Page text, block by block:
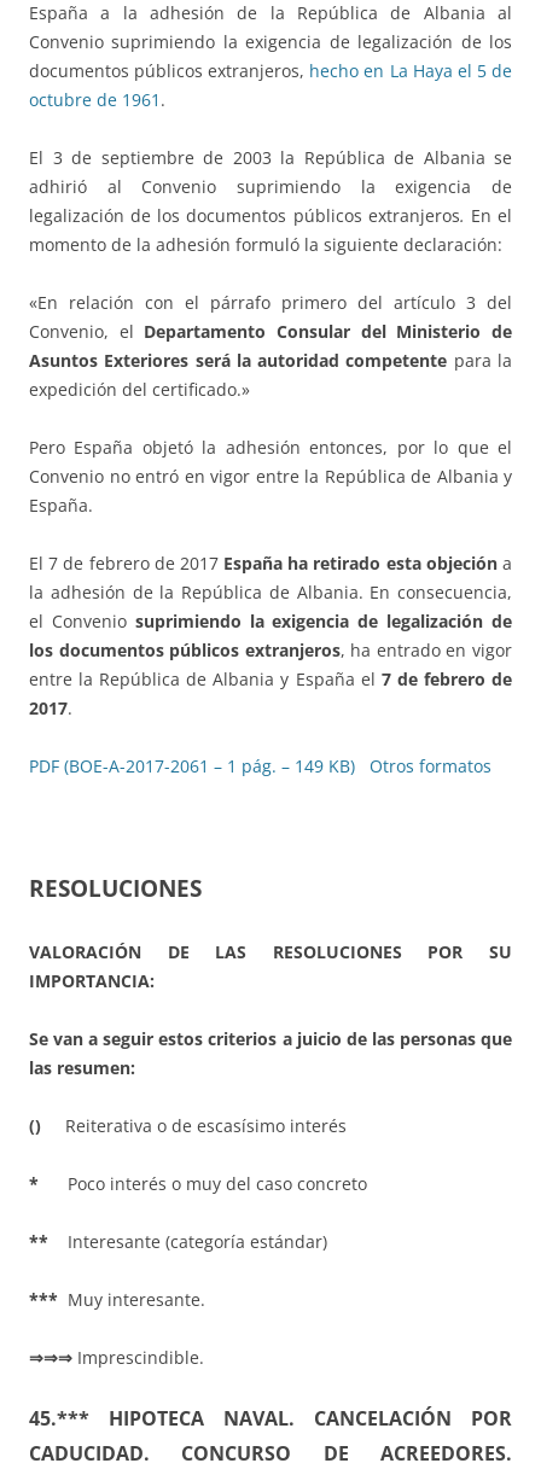
España a la adhesión de la República de Albania al
Convenio suprimiendo la exigencia de legalización de los
documentos públicos extranjeros, hecho en La Haya el 5 de
octubre de 1961 .
El 3 de septiembre de 2003 la República de Albania se
adhirió al Convenio suprimiendo la exigencia de
legalización de los documentos públicos extranjeros. En el
momento de la adhesión formuló la siguiente declaración:
«En relación con el párrafo primero del artículo 3 del
Convenio, el Departamento Consular del Ministerio de
Asuntos Exteriores será la autoridad competente para la
expedición del certificado.»
Pero España objetó la adhesión entonces, por lo que el
Convenio no entró en vigor entre la República de Albania y
España.
El 7 de febrero de 2017 España ha retirado esta objecióna
la adhesión de la República de Albania. En consecuencia,
el Convenio suprimiendo la exigencia de legalización de
los documentos públicos extranjeros, ha entrado en vigor
entre la República de Albania y España el 7 de febrero de
2017.
PDF (BOE-A-2017-2061 – 1 pág. – 149 KB) Otros formatos
RESOLUCIONES
VALORACIÓN DE LAS RESOLUCIONES POR SU
IMPORTANCIA:
Se van a seguir estos criterios a juicio de las personas que
las resumen:
() Reiterativa o de escasísimo interés
* Poco interés o muy del caso concreto
** Interesante (categoría estándar)
*** Muy interesante.
⇒⇒⇒ Imprescindible.
45.*** HIPOTECA NAVAL. CANCELACIÓN POR
CADUCIDAD. CONCURSO DE ACREEDORES.